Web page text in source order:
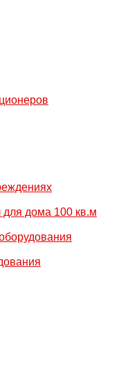
дома 100 кв.м